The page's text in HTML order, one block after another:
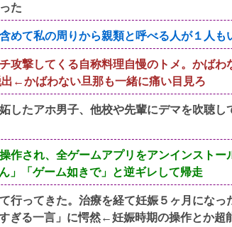
た
めて私の周りから親類と呼べる人が１人も
攻撃してくる自称料理自慢のトメ。かば
←かばわない旦那も一緒に痛い目見ろ
したアホ男子、他校や先輩にデマを吹聴し
作され、全ゲームアプリをアンインスト
」「ゲーム如きで」と逆ギレして帰走
行ってきた。治療を経て妊娠５ヶ月になっ
ぎる一言」に愕然←妊娠時期の操作とか超